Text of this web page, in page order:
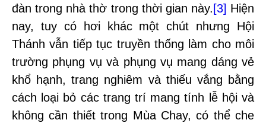
đàn trong nhà thờ trong thời gian này.[3] Hiện
nay, tuy có hơi khác một chút nhưng Hội
Thánh vẫn tiếp tục truyền thống làm cho môi
trường phụng vụ và phụng vụ mang dáng vẻ
khổ hạnh, trang nghiêm và thiếu vắng bằng
cách loại bỏ các trang trí mang tính lễ hội và
không cần thiết trong Mùa Chay, có thể che